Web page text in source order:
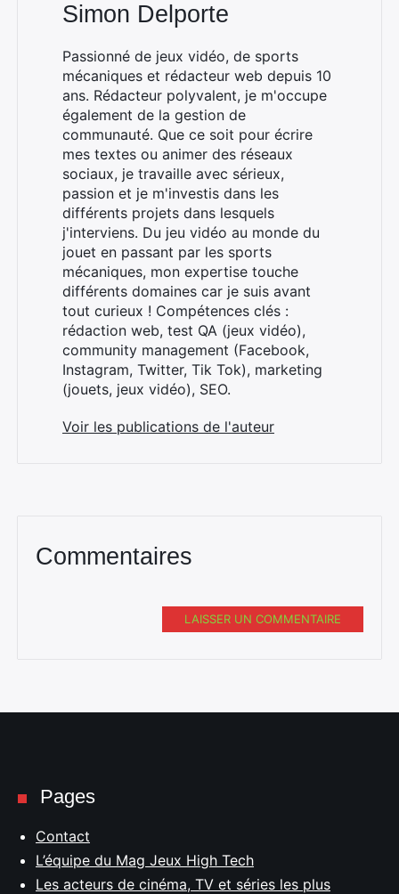
Simon Delporte
Passionné de jeux vidéo, de sports
mécaniques et rédacteur web depuis 10
ans. Rédacteur polyvalent, je m'occupe
également de la gestion de
communauté. Que ce soit pour écrire
mes textes ou animer des réseaux
sociaux, je travaille avec sérieux,
passion et je m'investis dans les
différents projets dans lesquels
j'interviens. Du jeu vidéo au monde du
jouet en passant par les sports
mécaniques, mon expertise touche
différents domaines car je suis avant
tout curieux ! Compétences clés :
rédaction web, test QA (jeux vidéo),
community management (Facebook,
Instagram, Twitter, Tik Tok), marketing
(jouets, jeux vidéo), SEO.
Voir les publications de l'auteur
Commentaires
LAISSER UN COMMENTAIRE
Pages
Contact
L’équipe du Mag Jeux High Tech
Les acteurs de cinéma, TV et séries les plus
Rechercher